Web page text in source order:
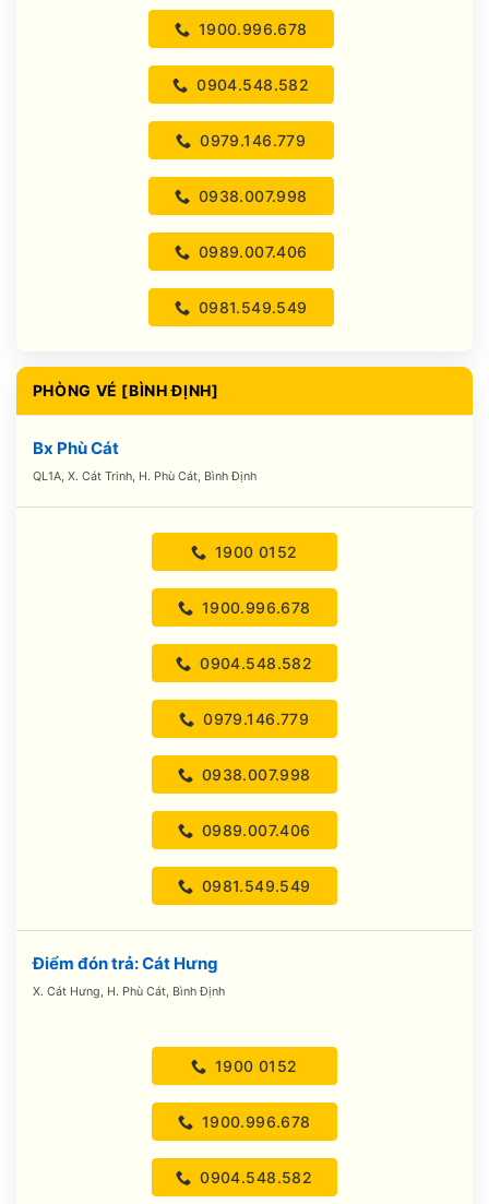
1900.996.678
0904.548.582
0979.146.779
0938.007.998
0989.007.406
0981.549.549
PHÒNG VÉ [BÌNH ĐỊNH]
Bx Phù Cát
QL1A, X. Cát Trinh, H. Phù Cát, Bình Định
1900 0152
1900.996.678
0904.548.582
0979.146.779
0938.007.998
0989.007.406
0981.549.549
Điểm đón trả: Cát Hưng
X. Cát Hưng, H. Phù Cát, Bình Định
1900 0152
1900.996.678
0904.548.582